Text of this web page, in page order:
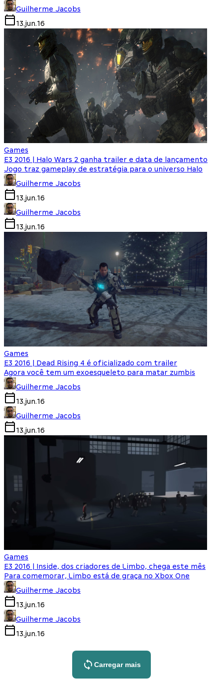
Guilherme Jacobs
13.jun.16
Games
E3 2016 | Halo Wars 2 ganha trailer e data de lançamento
Jogo traz gameplay de estratégia para o universo Halo
Guilherme Jacobs
13.jun.16
Guilherme Jacobs
13.jun.16
Games
E3 2016 | Dead Rising 4 é oficializado com trailer
Agora você tem um exoesqueleto para matar zumbis
Guilherme Jacobs
13.jun.16
Guilherme Jacobs
13.jun.16
Games
E3 2016 | Inside, dos criadores de Limbo, chega este mês
Para comemorar, Limbo está de graça no Xbox One
Guilherme Jacobs
13.jun.16
Guilherme Jacobs
13.jun.16
Carregar mais